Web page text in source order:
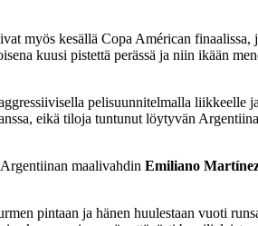
myös kesällä Copa Américan
kuusi pistettä perässä ja niin ikään
pelisuunnitelmalla liikkeelle
eikä tiloja tuntunut löytyvän
maalivahdin Emiliano
pintaan ja hänen huulestaan vuoti